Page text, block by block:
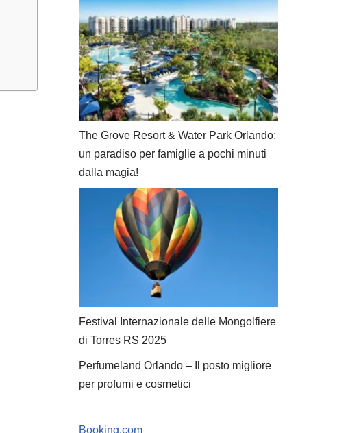
The Grove Resort & Water Park Orlando:
un paradiso per famiglie a pochi minuti
dalla magia!
Festival Internazionale delle Mongolfiere
di Torres RS 2025
Perfumeland Orlando – Il posto migliore
per profumi e cosmetici
Booking.com